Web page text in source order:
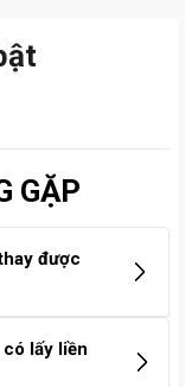
GẶP
được
hoặc không
Việc thay chân
lấy liền